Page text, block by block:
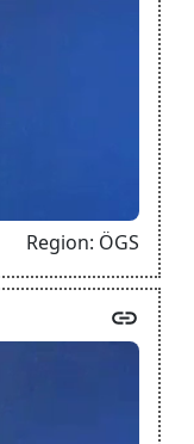
Region: ÖGS
link